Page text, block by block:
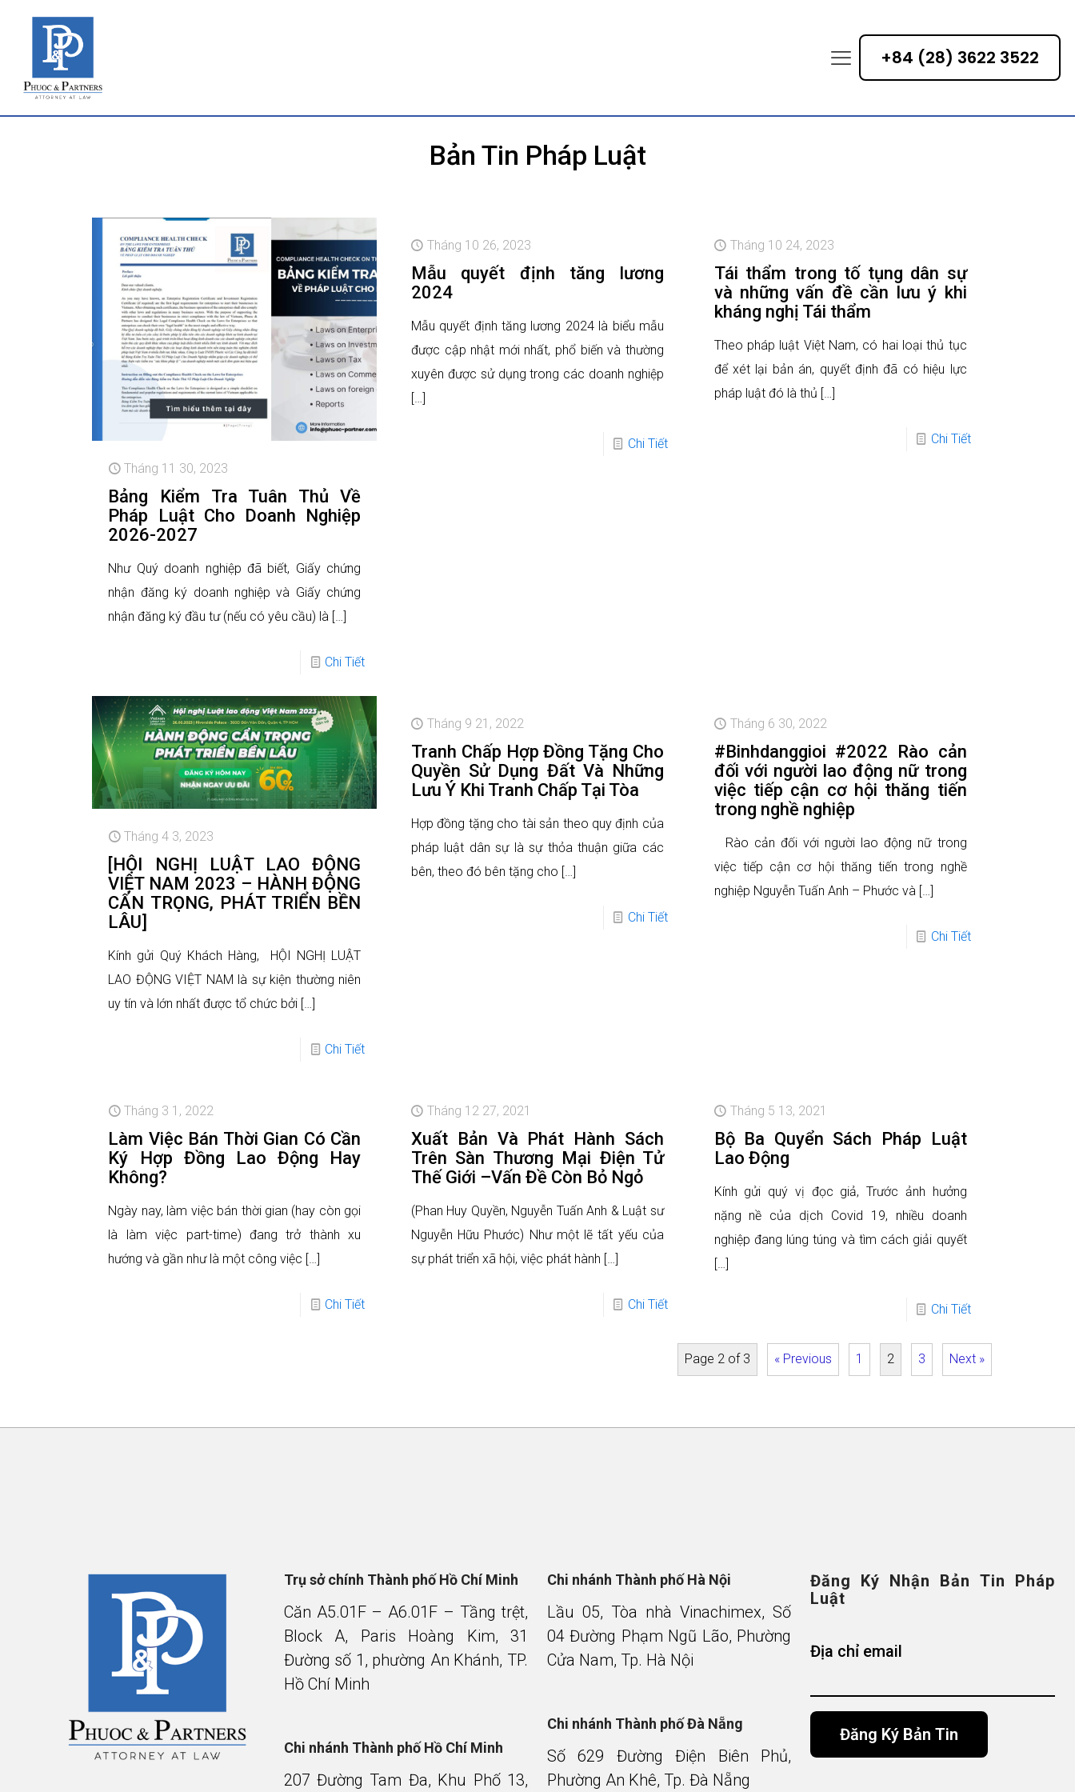
+84 (28) 3622 3522
Bản Tin Pháp Luật
Tháng 11 30, 2023
Bảng Kiểm Tra Tuân Thủ Về
Pháp Luật Cho Doanh Nghiệp
2026-2027
Như Quý doanh nghiệp đã biết, Giấy chứng
nhận đăng ký doanh nghiệp và Giấy chứng
nhận đăng ký đầu tư (nếu có yêu cầu) là […]
Chi Tiết
Tháng 10 26, 2023
Mẫu quyết định tăng lương
2024
Mẫu quyết định tăng lương 2024 là biểu mẫu
được cập nhật mới nhất, phổ biến và thường
xuyên được sử dụng trong các doanh nghiệp
[…]
Chi Tiết
Tháng 10 24, 2023
Tái thẩm trong tố tụng dân sự
và những vấn đề cần lưu ý khi
kháng nghị Tái thẩm
Theo pháp luật Việt Nam, có hai loại thủ tục
để xét lại bản án, quyết định đã có hiệu lực
pháp luật đó là thủ […]
Chi Tiết
Tháng 4 3, 2023
[HỘI NGHỊ LUẬT LAO ĐỘNG
VIỆT NAM 2023 – HÀNH ĐỘNG
CẨN TRỌNG, PHÁT TRIỂN BỀN
LÂU]
Kính gửi Quý Khách Hàng, HỘI NGHỊ LUẬT
LAO ĐỘNG VIỆT NAM là sự kiện thường niên
uy tín và lớn nhất được tổ chức bởi […]
Chi Tiết
Tháng 9 21, 2022
Tranh Chấp Hợp Đồng Tặng Cho
Quyền Sử Dụng Đất Và Những
Lưu Ý Khi Tranh Chấp Tại Tòa
Hợp đồng tặng cho tài sản theo quy định của
pháp luật dân sự là sự thỏa thuận giữa các
bên, theo đó bên tặng cho […]
Chi Tiết
Tháng 6 30, 2022
#Binhdanggioi #2022 Rào cản
đối với người lao động nữ trong
việc tiếp cận cơ hội thăng tiến
trong nghề nghiệp
Rào cản đối với người lao động nữ trong
việc tiếp cận cơ hội thăng tiến trong nghề
nghiệp Nguyễn Tuấn Anh – Phước và […]
Chi Tiết
Tháng 3 1, 2022
Làm Việc Bán Thời Gian Có Cần
Ký Hợp Đồng Lao Động Hay
Không?
Ngày nay, làm việc bán thời gian (hay còn gọi
là làm việc part-time) đang trở thành xu
hướng và gần như là một công việc […]
Chi Tiết
Tháng 12 27, 2021
Xuất Bản Và Phát Hành Sách
Trên Sàn Thương Mại Điện Tử
Thế Giới –Vấn Đề Còn Bỏ Ngỏ
(Phan Huy Quyền, Nguyễn Tuấn Anh & Luật sư
Nguyễn Hữu Phước) Như một lẽ tất yếu của
sự phát triển xã hội, việc phát hành […]
Chi Tiết
Tháng 5 13, 2021
Bộ Ba Quyển Sách Pháp Luật
Lao Động
Kính gửi quý vị đọc giả, Trước ảnh hưởng
nặng nề của dịch Covid 19, nhiều doanh
nghiệp đang lúng túng và tìm cách giải quyết
[…]
Chi Tiết
Page 2 of 3 « Previous 1 2 3 Next »
Trụ sở chính Thành phố Hồ Chí Minh
Căn A5.01F – A6.01F – Tầng trệt,
Block A, Paris Hoàng Kim, 31
Đường số 1, phường An Khánh, TP.
Hồ Chí Minh
Chi nhánh Thành phố Hồ Chí Minh
207 Đường Tam Đa, Khu Phố 13,
Chi nhánh Thành phố Hà Nội
Lầu 05, Tòa nhà Vinachimex, Số
04 Đường Phạm Ngũ Lão, Phường
Cửa Nam, Tp. Hà Nội
Chi nhánh Thành phố Đà Nẵng
Số 629 Đường Điện Biên Phủ,
Phường An Khê, Tp. Đà Nẵng
Đăng Ký Nhận Bản Tin Pháp
Luật
Địa chỉ email